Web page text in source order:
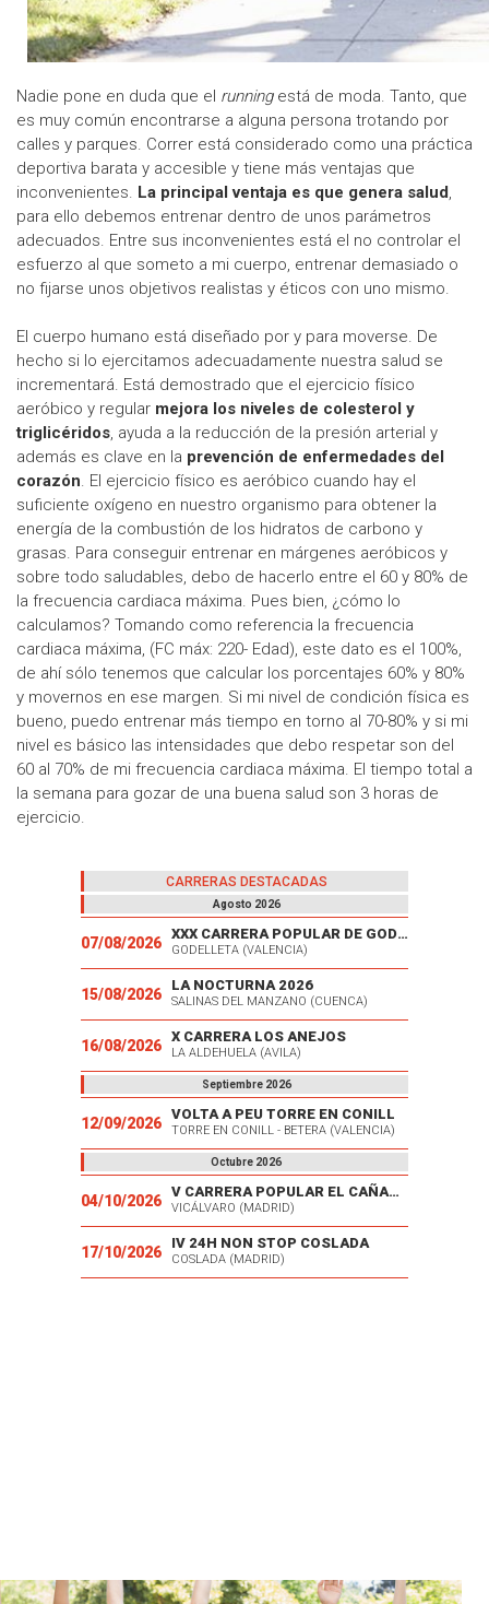
Nadie pone en duda que el runningestá de moda. Tanto, que
es muy común encontrarse a alguna persona trotando por
calles y parques. Correr está considerado como una práctica
deportiva barata y accesible y tiene más ventajas que
inconvenientes. La principal ventaja es que genera salud,
para ello debemos entrenar dentro de unos parámetros
adecuados. Entre sus inconvenientes está el no controlar el
esfuerzo al que someto a mi cuerpo, entrenar demasiado o
no fijarse unos objetivos realistas y éticos con uno mismo.
El cuerpo humano está diseñado por y para moverse. De
hecho si lo ejercitamos adecuadamente nuestra salud se
incrementará. Está demostrado que el ejercicio físico
aeróbico y regular mejora los niveles de colesterol y
triglicéridos, ayuda a la reducción de la presión arterial y
además es clave en la prevención de enfermedades del
corazón. El ejercicio físico es aeróbico cuando hay el
suficiente oxígeno en nuestro organismo para obtener la
energía de la combustión de los hidratos de carbono y
grasas. Para conseguir entrenar en márgenes aeróbicos y
sobre todo saludables, debo de hacerlo entre el 60 y 80% de
la frecuencia cardiaca máxima. Pues bien, ¿cómo lo
calculamos? Tomando como referencia la frecuencia
cardiaca máxima, (FC máx: 220- Edad), este dato es el 100%,
de ahí sólo tenemos que calcular los porcentajes 60% y 80%
y movernos en ese margen. Si mi nivel de condición física es
bueno, puedo entrenar más tiempo en torno al 70-80% y si mi
nivel es básico las intensidades que debo respetar son del
60 al 70% de mi frecuencia cardiaca máxima. El tiempo total a
la semana para gozar de una buena salud son 3 horas de
ejercicio.
CARRERAS DESTACADAS
Agosto 2026
07/08/2026
XXX CARRERA POPULAR DE GODELLETA
GODELLETA (VALENCIA)
15/08/2026
LA NOCTURNA 2026
SALINAS DEL MANZANO (CUENCA)
16/08/2026
X CARRERA LOS ANEJOS
LA ALDEHUELA (AVILA)
Septiembre 2026
12/09/2026
VOLTA A PEU TORRE EN CONILL
TORRE EN CONILL - BETERA (VALENCIA)
Octubre 2026
04/10/2026
V CARRERA POPULAR EL CAÑAVERAL
VICÁLVARO (MADRID)
17/10/2026
IV 24H NON STOP COSLADA
COSLADA (MADRID)